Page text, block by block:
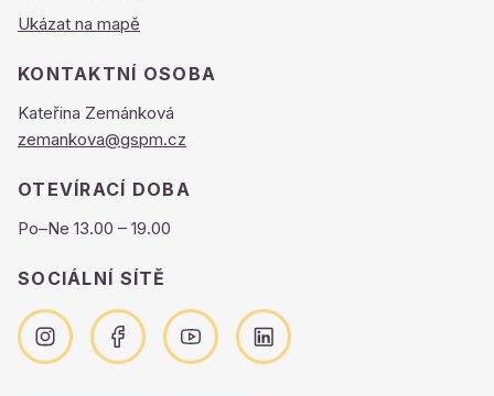
Ukázat na mapě
KONTAKTNÍ OSOBA
Kateřina Zemánková
zemankova@gspm.cz
OTEVÍRACÍ DOBA
Po–Ne 13.00 – 19.00
SOCIÁLNÍ SÍTĚ